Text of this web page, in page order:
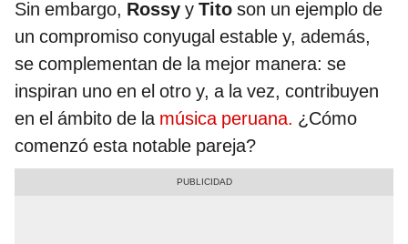
Sin embargo, Rossy y Tito son un ejemplo de
un compromiso conyugal estable y, además,
se complementan de la mejor manera: se
inspiran uno en el otro y, a la vez, contribuyen
en el ámbito de la música peruana. ¿Cómo
comenzó esta notable pareja?